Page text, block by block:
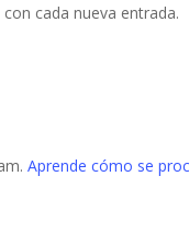
cada nueva entrada.
Aprende cómo se